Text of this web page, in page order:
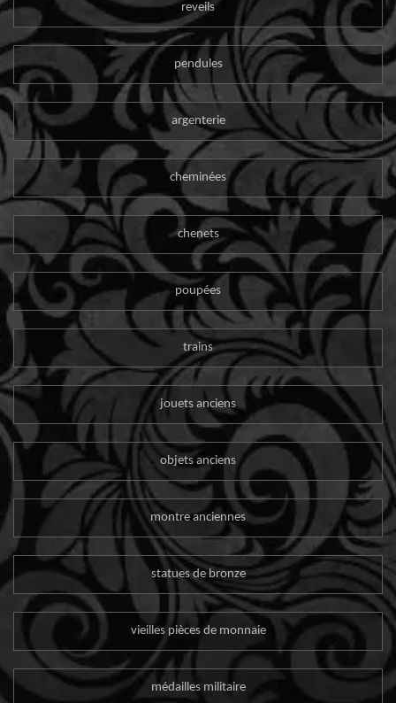
reveils
pendules
argenterie
cheminées
chenets
poupées
trains
jouets anciens
objets anciens
montre anciennes
statues de bronze
vieilles pièces de monnaie
médailles militaire